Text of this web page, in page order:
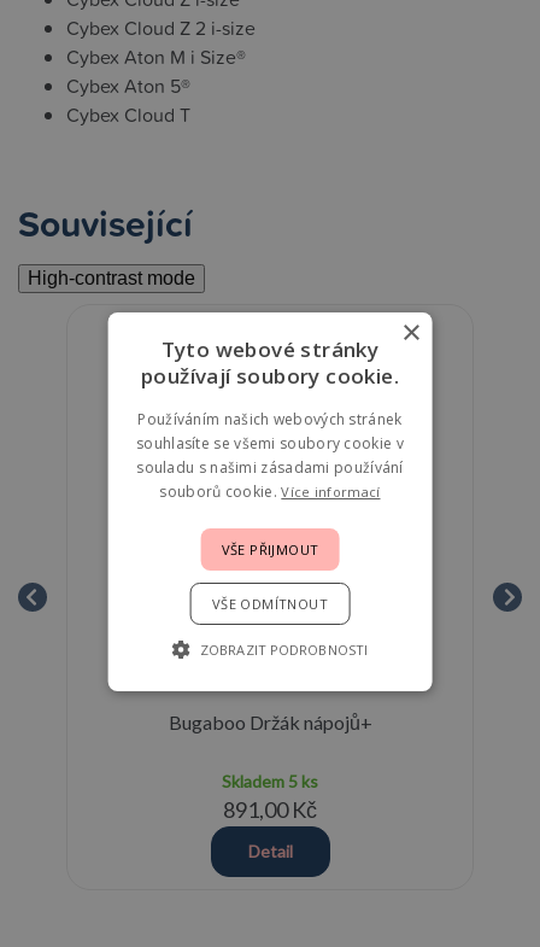
Cybex Cloud Z 2 i-size
Cybex Aton M i Size®
Cybex Aton 5®
Cybex Cloud T
Související
High-contrast mode
Bugaboo Držák nápojů+
Skladem 5 ks
891,00 Kč
Detail
×
Tyto webové stránky
používají soubory cookie.
Používáním našich webových stránek
souhlasíte se všemi soubory cookie v
souladu s našimi zásadami používání
souborů cookie.Více informací
VŠE PŘIJMOUT
VŠE ODMÍTNOUT
ZOBRAZIT PODROBNOSTI